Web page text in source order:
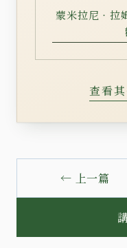
蒙米拉尼‧拉
查看
← 上一篇